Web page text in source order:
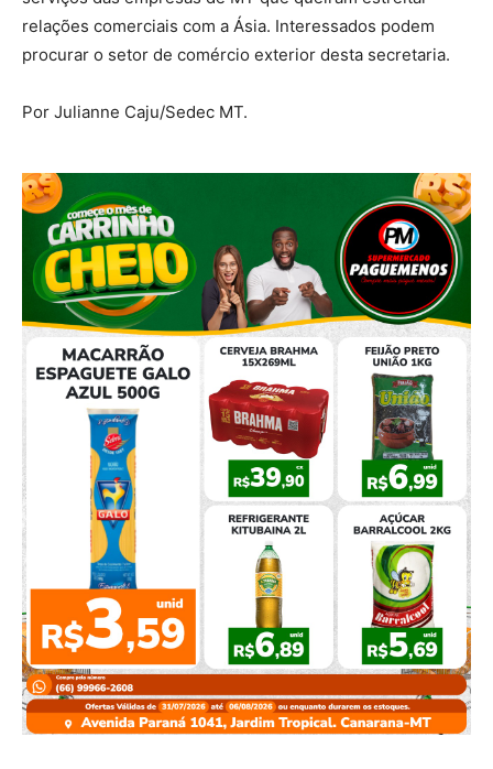
relações comerciais com a Ásia. Interessados podem
procurar o setor de comércio exterior desta secretaria.
Por Julianne Caju/Sedec MT.